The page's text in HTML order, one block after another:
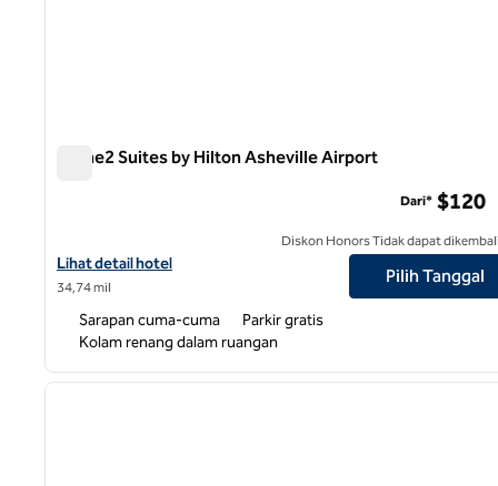
Home2 Suites by Hilton Asheville Airport
Lihat perincian hotel untuk Home2 Suites by Hilton Asheville
Lihat detail hotel
34,74 mil
Dari* $120
Diskon Honors Tidak dapat
Pilih Tanggal
Sarapan cuma-cuma
Parkir gratis
Kolam renang dalam ruangan
1 dari 12